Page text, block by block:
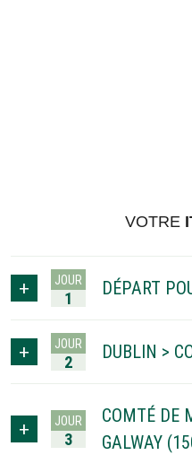
VOTRE
JOUR
1 DÉPART
JOUR
2 DUBLIN >
JOUR
3
COMTÉ DE
GALWAY